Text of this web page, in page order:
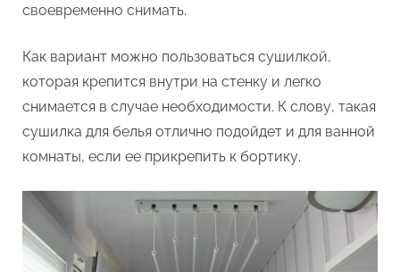
своевременно снимать.
Как вариант можно пользоваться сушилкой,
которая крепится внутри на стенку и легко
снимается в случае необходимости. К слову, такая
сушилка для белья отлично подойдет и для ванной
комнаты, если ее прикрепить к бортику.